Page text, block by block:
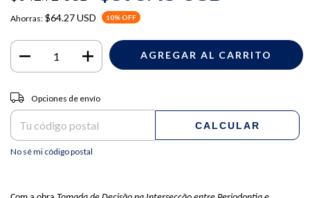
Ahorras: $64.27 USD 10% OFF
Entregas para el CP:
Opciones de envío
CALCULAR
No sé mi código postal